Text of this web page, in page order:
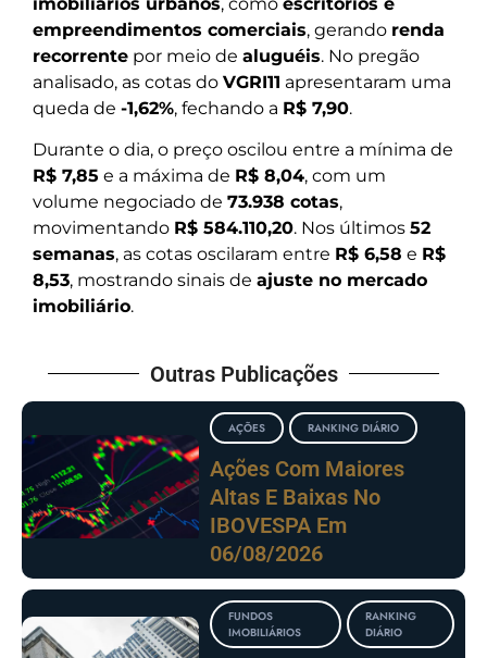
empreendimentos comerciais, gerando renda
recorrente por meio de aluguéis. No pregão
analisado, as cotas do VGRI11 apresentaram uma
queda de -1,62%, fechando a R$ 7,90.
Durante o dia, o preço oscilou entre a mínima de
R$ 7,85 e a máxima de R$ 8,04, com um
volume negociado de 73.938 cotas,
movimentando R$ 584.110,20. Nos últimos 52
semanas, as cotas oscilaram entre R$ 6,58 e R$
8,53, mostrando sinais de ajuste no mercado
imobiliário.
Outras Publicações
AÇÕES RANKING DIÁRIO
Ações Com Maiores
Altas E Baixas No
IBOVESPA Em
06/08/2026
FUNDOS
IMOBILIÁRIOS
RANKING
DIÁRIO